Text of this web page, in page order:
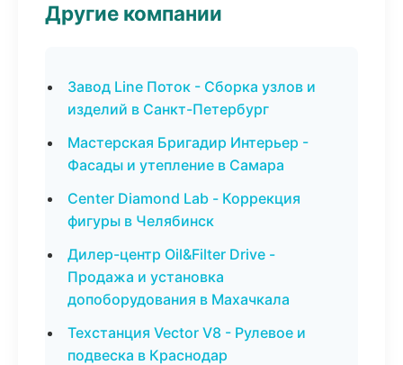
Другие компании
Завод Line Поток - Сборка узлов и
изделий в Санкт-Петербург
Мастерская Бригадир Интерьер -
Фасады и утепление в Самара
Center Diamond Lab - Коррекция
фигуры в Челябинск
Дилер-центр Oil&Filter Drive -
Продажа и установка
допоборудования в Махачкала
Техстанция Vector V8 - Рулевое и
подвеска в Краснодар